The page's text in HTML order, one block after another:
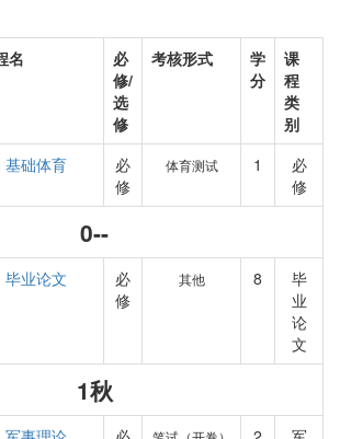
名
必
修/
选
修
考核形式
学
分
课
程
类
别
基础体育
必
修
体育测试 1
必
修
0--
毕业论文
必
修
其他 8
毕
业
论
文
1秋